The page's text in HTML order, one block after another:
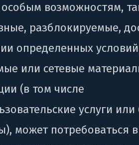
особым возможностям,
разблокируемые,
определенных
или сетевые
(в том числе
услуги
может потребоваться